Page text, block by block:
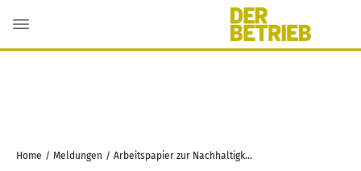
Home / Meldungen / Arbeitspapier zur Nachhaltigkeitsberichterstattung